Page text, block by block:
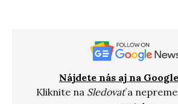
Nájdete nás aj na
Kliknite na Sledovaťa